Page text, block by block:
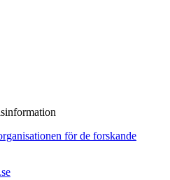
för de forskande